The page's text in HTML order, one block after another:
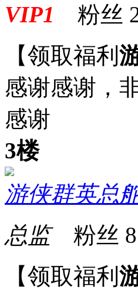
VIP1 粉丝
【领取福利
感谢感谢，
感谢
3楼
游侠群英总
总监粉丝 8
【领取福利